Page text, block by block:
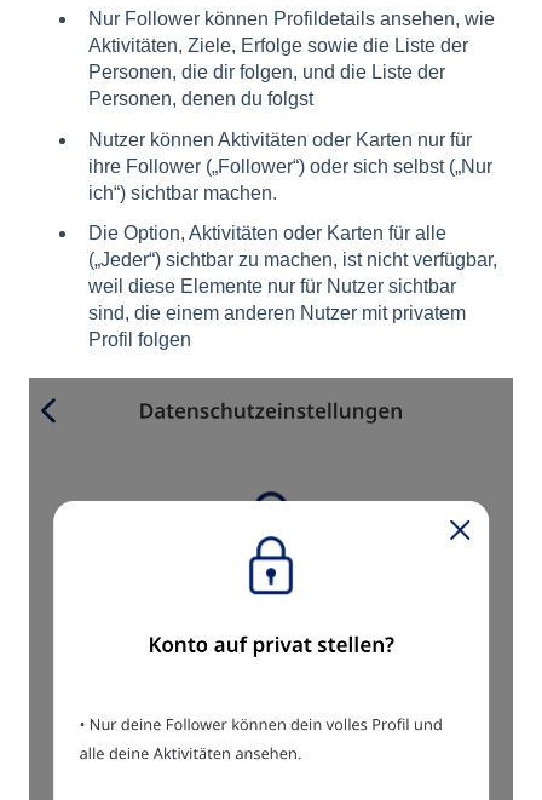
Nur Follower können Profildetails ansehen, wie
Aktivitäten, Ziele, Erfolge sowie die Liste der
Personen, die dir folgen, und die Liste der
Personen, denen du folgst
Nutzer können Aktivitäten oder Karten nur für
ihre Follower („Follower“) oder sich selbst („Nur
ich“) sichtbar machen.
Die Option, Aktivitäten oder Karten für alle
(„Jeder“) sichtbar zu machen, ist nicht verfügbar,
weil diese Elemente nur für Nutzer sichtbar
sind, die einem anderen Nutzer mit privatem
Profil folgen